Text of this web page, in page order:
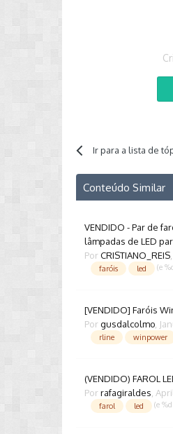
Ir para a lista de
Conteúdo Similar
VENDIDO - Par de
lâmpadas de LED
PorCRISTIANO_REIS
faróis led (e
[VENDIDO] Faróis
Porgusdalcolmo
rline winpower
(VENDIDO) FAROL
Porrafagiraldes
farol led (e